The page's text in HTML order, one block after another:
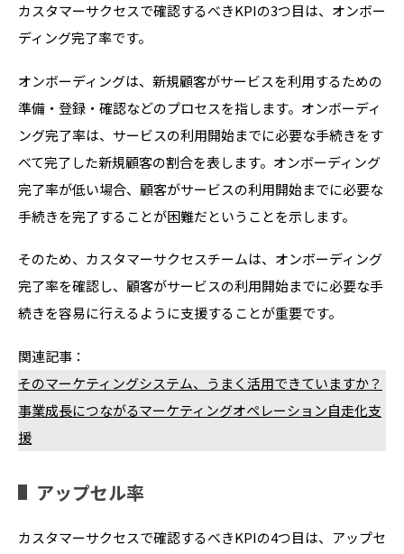
カスタマーサクセスで確認するべきKPIの3つ目は、オンボー
ディング完了率です。
オンボーディングは、新規顧客がサービスを利用するための
準備・登録・確認などのプロセスを指します。オンボーディ
ング完了率は、サービスの利用開始までに必要な手続きをす
べて完了した新規顧客の割合を表します。オンボーディング
完了率が低い場合、顧客がサービスの利用開始までに必要な
手続きを完了することが困難だということを示します。
そのため、カスタマーサクセスチームは、オンボーディング
完了率を確認し、顧客がサービスの利用開始までに必要な手
続きを容易に行えるように支援することが重要です。
関連記事：
そのマーケティングシステム、うまく活用できていますか？
事業成長につながるマーケティングオペレーション自走化支
援
アップセル率
カスタマーサクセスで確認するべきKPIの4つ目は、アップセ